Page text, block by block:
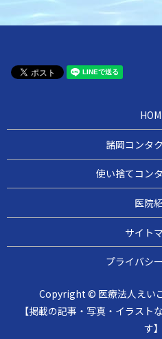
諸岡コンタ
使い捨てコン
医院
サイト
プライバシ
Copyright © 医療法人えい
【掲載の記事・写真・イラスト
す】